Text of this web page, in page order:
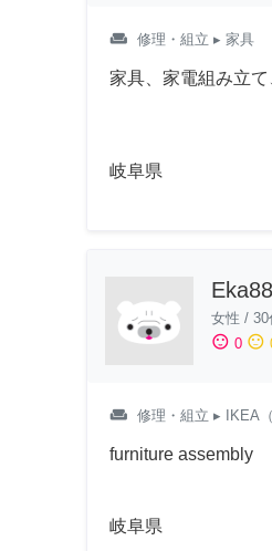
weekend 修理・組立 ▸ 家具
家具、家電組み立て
岐阜県
Eka88
女性 / 30
sentiment_satisfied 0 sentiment_neutral
weekend 修理・組立 ▸ IKEA
furniture assembly
岐阜県